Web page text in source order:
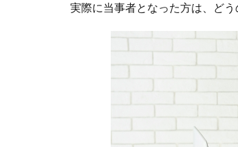
実際に当事者となった方は、ど